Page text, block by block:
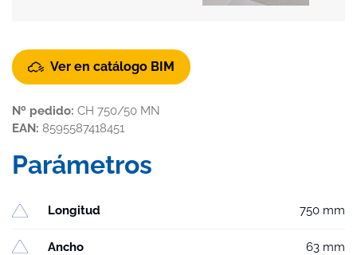
Ver en catálogo BIM
Nº pedido: CH 750/50 MN
EAN: 8595587418451
Parámetros
Longitud 750 mm
Ancho 63 mm